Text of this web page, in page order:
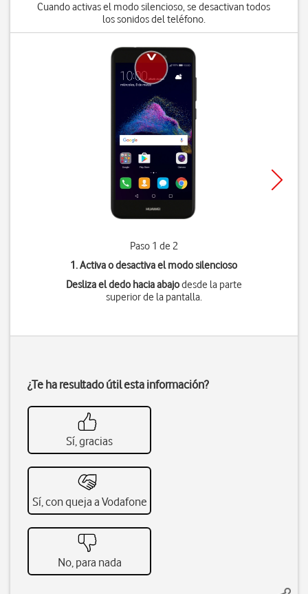
Cuando activas el modo silencioso, se desactivan todos
los sonidos del teléfono.
Paso 1 de 2
1. Activa o desactiva el modo silencioso
Desliza el dedo hacia abajodesde la parte
superior de la pantalla.
¿Te ha resultado útil esta información?
Sí, gracias
Sí, con queja a Vodafone
No, para nada